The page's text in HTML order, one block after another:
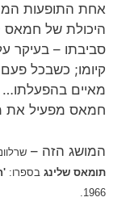
אחת התופעות
היכולת של חמאס
סביבתו – בעיקר
קיומו; כשבכל
מאיים
חמאס מפעיל את
המושג הזה –
תומאס שלינג בספרו:
1966.